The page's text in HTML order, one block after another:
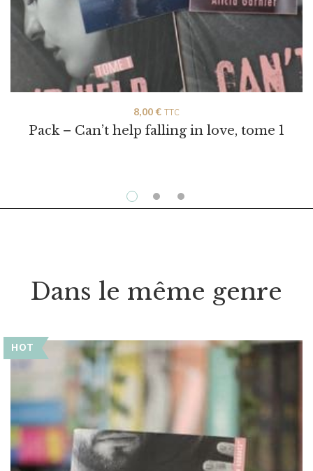
Pack – Can’t help falling in love, tome 1
8,00€ TTC
Dans le même genre
HOT